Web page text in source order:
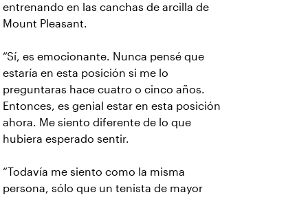
entrenando en las canchas de arcilla de
Mount Pleasant.
“Sí, es emocionante. Nunca pensé que
estaría en esta posición si me lo
preguntaras hace cuatro o cinco años.
Entonces, es genial estar en esta posición
ahora. Me siento diferente de lo que
hubiera esperado sentir.
“Todavía me siento como la misma
persona, sólo que un tenista de mayor